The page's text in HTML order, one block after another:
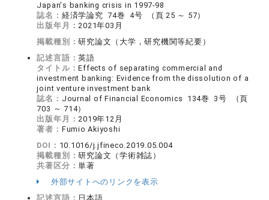
Japan's banking crisis in 1997-98
誌名： 経済学論究 74巻 4号 （頁 25 ～ 57）
出版年月：2021年03月
掲載種別：研究論文（大学，研究機関等紀要）
記述言語：英語
タイトル：Effects of separating commercial and
investment banking: Evidence from the dissolution of a
joint venture investment bank
誌名： Journal of Financial Economics 134巻 3号 （頁
703 ～ 714）
出版年月：2019年12月
著者： Fumio Akiyoshi
DOI： 10.1016/j.jfineco.2019.05.004
掲載種別：研究論文（学術雑誌）
共著区分：単著
外部サイトへのリンクを表示
記述言語： 日本語